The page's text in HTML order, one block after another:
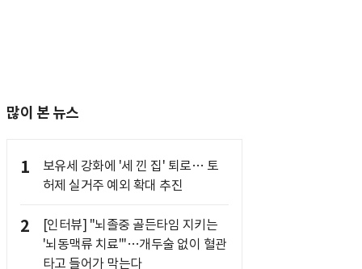
많이 본 뉴스
1
보유세 강화에 '세 낀 집' 퇴로… 토
허제 실거주 예외 확대 추진
2
[인터뷰] "뇌졸중 골든타임 지키는
'뇌동맥류 치료'"…개두술 없이 혈관
타고 들어가 막는다